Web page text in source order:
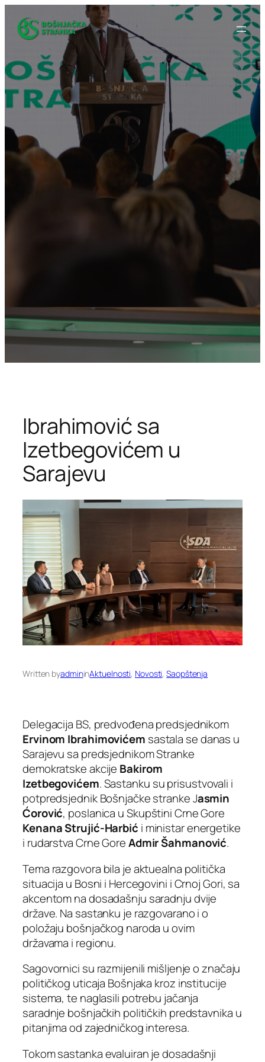
sadržaj
Ibrahimović sa
Izetbegovićem u
Sarajevu
Written byadmininAktuelnosti, Novosti, Saopštenja
Delegacija BS, predvođena predsjednikom
Ervinom Ibrahimovićem sastala se danas u
Sarajevu sa predsjednikom Stranke
demokratske akcije Bakirom
Izetbegovićem. Sastanku su prisustvovali i
potpredsjednik Bošnjačke stranke Jasmin
Ćorović, poslanica u Skupštini Crne Gore
Kenana Strujić-Harbić i ministar energetike
i rudarstva Crne GoreAdmir Šahmanović.
Tema razgovora bila je aktuealna politička
situacija u Bosni i Hercegovini i Crnoj Gori, sa
akcentom na dosadašnju saradnju dvije
države. Na sastanku je razgovarano i o
položaju bošnjačkog naroda u ovim
državama i regionu.
Sagovornici su razmijenili mišljenje o značaju
političkog uticaja Bošnjaka kroz institucije
sistema, te naglasili potrebu jačanja
saradnje bošnjačkih političkih predstavnika u
pitanjima od zajedničkog interesa.
Tokom sastanka evaluiran je dosadašnji